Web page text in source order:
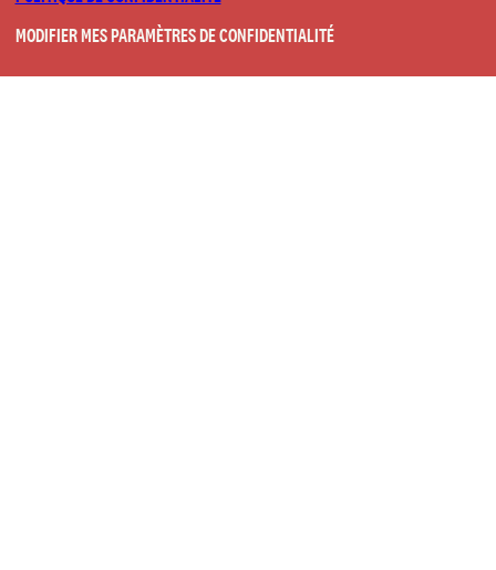
MODIFIER MES PARAMÈTRES DE CONFIDENTIALITÉ